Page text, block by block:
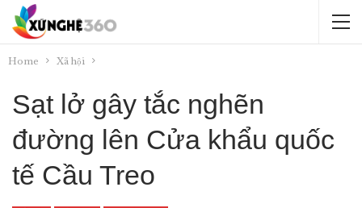
Home Xã hội
Sạt lở gây tắc nghẽn
đường lên Cửa khẩu quốc
tế Cầu Treo